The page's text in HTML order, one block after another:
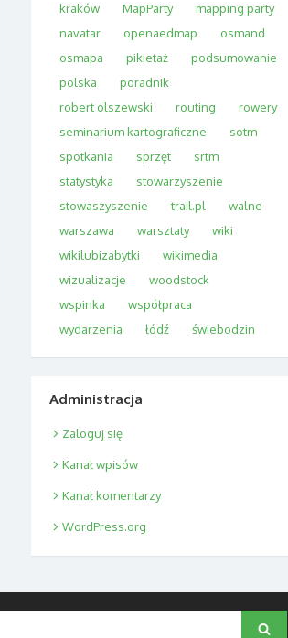
kraków
MapParty
mapping party
navatar
openaedmap
osmand
osmapa
pikietaż
podsumowanie
polska
poradnik
robert olszewski
routing
rowery
seminarium kartograficzne
sotm
spotkania
sprzęt
srtm
statystyka
stowarzyszenie
stowaszyszenie
trail.pl
walne
warszawa
warsztaty
wiki
wikilubizabytki
wikimedia
wizualizacje
woodstock
wspinka
współpraca
wydarzenia
łódź świebodzin
Administracja
Zaloguj się
Kanał wpisów
Kanał komentarzy
WordPress.org
Search